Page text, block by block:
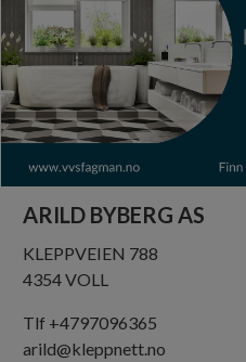
ARILD BYBERG AS
KLEPPVEIEN 788
4354 VOLL
Tlf +4797096365
arild@kleppnett.no